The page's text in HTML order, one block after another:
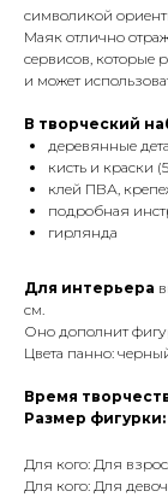
символикой
Маяк отлично
сервисов, которые
и может
В творческий
деревянные
кисть и краски
клей ПВА,
подробная
гирлянда
Для интерьера
см.
Оно дополнит
Цвета панно:
Время
Размер фигурки:
Для кого: Для
Для кого: Для